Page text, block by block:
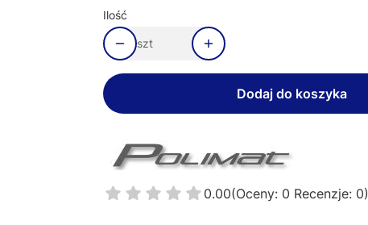
Ilość
szt
Dodaj do koszyka
0.00(Oceny: 0 Recenzje: 0)